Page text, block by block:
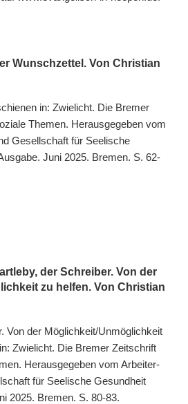
Wunschzettel. Von Christian
in: Zwielicht. Die Bremer
Themen. Herausgegeben vom
Gesellschaft für Seelische
Juni 2025. Bremen. S. 62-
der Schreiber. Von der
zu helfen. Von Christian
Von der Möglichkeit/Unmöglichkeit
Zwielicht. Die Bremer Zeitschrift
Herausgegeben vom Arbeiter-
für Seelische Gesundheit
2025. Bremen. S. 80-83.